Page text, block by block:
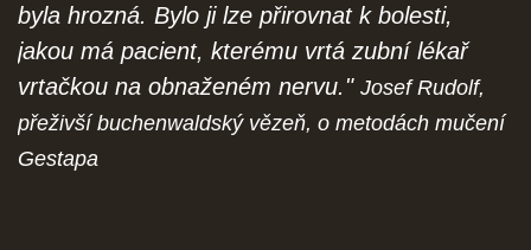
byla hrozná. Bylo ji lze přirovnat k bolesti,
jakou má pacient, kterému vrtá zubní lékař
vrtačkou na obnaženém nervu." Josef Rudolf,
přeživší buchenwaldský vězeň, o metodách mučení
Gestapa